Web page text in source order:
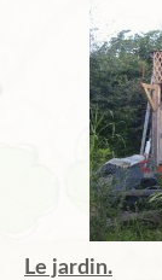
Le jardin.